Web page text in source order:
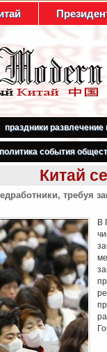
праздники
политика события
Китай
требуя
В